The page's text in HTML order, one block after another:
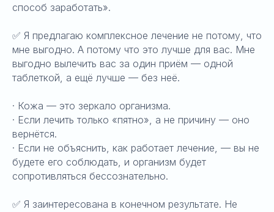
способ заработать».
✅ Я предлагаю комплексное лечение не потому, что
мне выгодно. А потому что это лучше для вас. Мне
выгодно вылечить вас за один приём — одной
таблеткой, а ещё лучше — без неё.
· Кожа — это зеркало организма.
· Если лечить только «пятно», а не причину — оно
вернётся.
· Если не объяснить, как работает лечение, — вы не
будете его соблюдать, и организм будет
сопротивляться бессознательно.
✅ Я заинтересована в конечном результате. Не